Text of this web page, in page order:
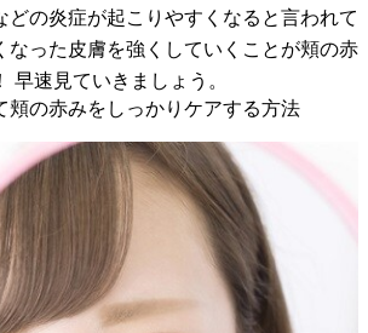
どの炎症が起こりやすくなると言われて
なった皮膚を強くしていくことが頬の赤
早速見ていきましょう。
頬の赤みをしっかりケアする方法